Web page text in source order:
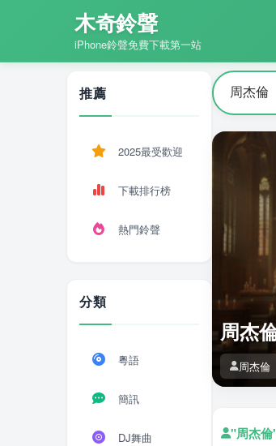
木奇鈴聲
iPhone鈴聲免費下載第一站
推薦
2025最受歡迎
下載排行榜
熱門鈴聲
分類
粵語
簡訊
DJ舞曲
周杰
周杰倫
"周杰